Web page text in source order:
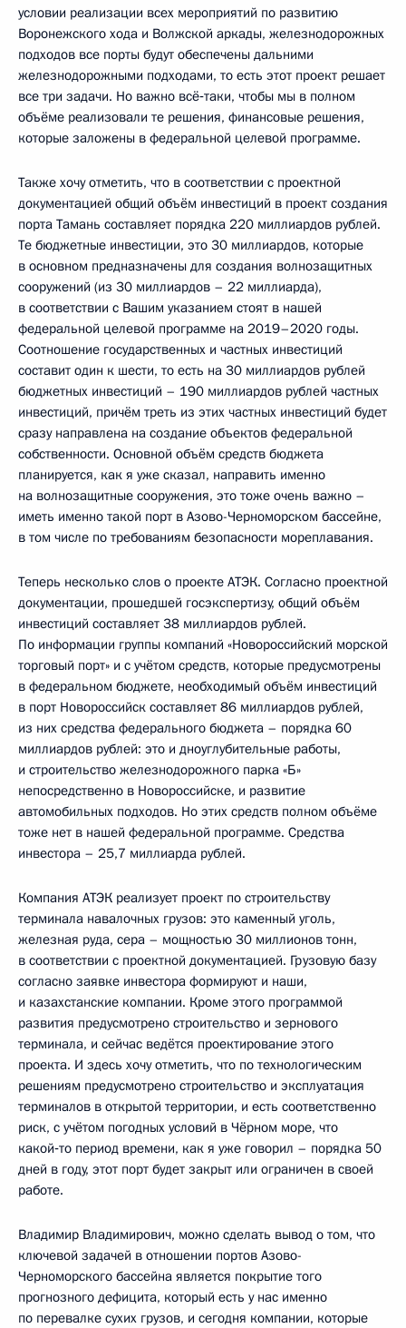
условии реализации всех мероприятий по развитию
Воронежского хода и Волжской аркады, железнодорожных
подходов все порты будут обеспечены дальними
железнодорожными подходами, то есть этот проект решает
все три задачи. Но важно всё‑таки, чтобы мы в полном
объёме реализовали те решения, финансовые решения,
которые заложены в федеральной целевой программе.
Также хочу отметить, что в соответствии с проектной
документацией общий объём инвестиций в проект создания
порта Тамань составляет порядка 220 миллиардов рублей.
Те бюджетные инвестиции, это 30 миллиардов, которые
в основном предназначены для создания волнозащитных
сооружений (из 30 миллиардов – 22 миллиарда),
в соответствии с Вашим указанием стоят в нашей
федеральной целевой программе на 2019–2020 годы.
Соотношение государственных и частных инвестиций
составит один к шести, то есть на 30 миллиардов рублей
бюджетных инвестиций – 190 миллиардов рублей частных
инвестиций, причём треть из этих частных инвестиций будет
сразу направлена на создание объектов федеральной
собственности. Основной объём средств бюджета
планируется, как я уже сказал, направить именно
на волнозащитные сооружения, это тоже очень важно –
иметь именно такой порт в Азово-Черноморском бассейне,
в том числе по требованиям безопасности мореплавания.
Теперь несколько слов о проекте АТЭК. Согласно проектной
документации, прошедшей госэкспертизу, общий объём
инвестиций составляет 38 миллиардов рублей.
По информации группы компаний «Новороссийский морской
торговый порт» и с учётом средств, которые предусмотрены
в федеральном бюджете, необходимый объём инвестиций
в порт Новороссийск составляет 86 миллиардов рублей,
из них средства федерального бюджета – порядка 60
миллиардов рублей: это и дноуглубительные работы,
и строительство железнодорожного парка «Б»
непосредственно в Новороссийске, и развитие
автомобильных подходов. Но этих средств полном объёме
тоже нет в нашей федеральной программе. Средства
инвестора – 25,7 миллиарда рублей.
Компания АТЭК реализует проект по строительству
терминала навалочных грузов: это каменный уголь,
железная руда, сера – мощностью 30 миллионов тонн,
в соответствии с проектной документацией. Грузовую базу
согласно заявке инвестора формируют и наши,
и казахстанские компании. Кроме этого программой
развития предусмотрено строительство и зернового
терминала, и сейчас ведётся проектирование этого
проекта. И здесь хочу отметить, что по технологическим
решениям предусмотрено строительство и эксплуатация
терминалов в открытой территории, и есть соответственно
риск, с учётом погодных условий в Чёрном море, что
какой‑то период времени, как я уже говорил – порядка 50
дней в году, этот порт будет закрыт или ограничен в своей
работе.
Владимир Владимирович, можно сделать вывод о том, что
ключевой задачей в отношении портов Азово-
Черноморского бассейна является покрытие того
прогнозного дефицита, который есть у нас именно
по перевалке сухих грузов, и сегодня компании, которые